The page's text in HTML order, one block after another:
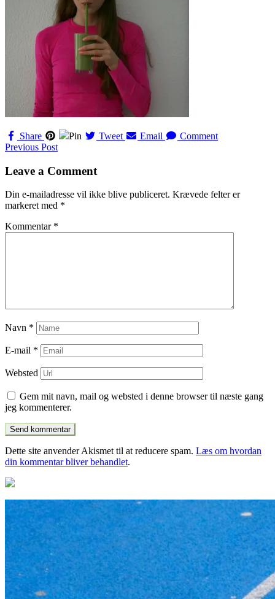
Share Pin Tweet Email Comment
Navigation
til
Previous Post
Leave a Comment
Din e-mailadresse vil ikke blive publiceret. Krævede felter er
markeret med *
Kommentar *
Navn *
E-mail *
Websted
Gem mit navn, mail og websted i denne browser til næste gang
jeg kommenterer.
Dette site anvender Akismet til at reducere spam. Læs om hvordan
din kommentar bliver behandlet.